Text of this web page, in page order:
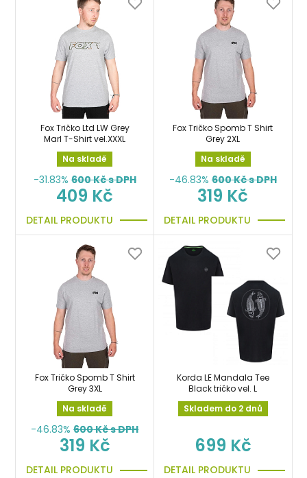
Fox Tričko Ltd LW Grey
Marl T-Shirt vel.XXXL
Na skladě
-31.83% 600Kč s DPH
409 Kč
DETAIL PRODUKTU
Fox Tričko Spomb T Shirt
Grey 2XL
Na skladě
-46.83% 600Kč s DPH
319 Kč
DETAIL PRODUKTU
Fox Tričko Spomb T Shirt
Grey 3XL
Na skladě
-46.83% 600Kč s DPH
319 Kč
DETAIL PRODUKTU
Korda LE Mandala Tee
Black tričko vel. L
Skladem do 2 dnů
699 Kč
DETAIL PRODUKTU